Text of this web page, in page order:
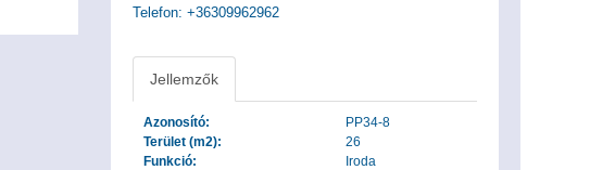
Telefon: +36309962962
Jellemzők
Azonosító:
PP34-8
Terület (m2):
26
Funkció:
Iroda